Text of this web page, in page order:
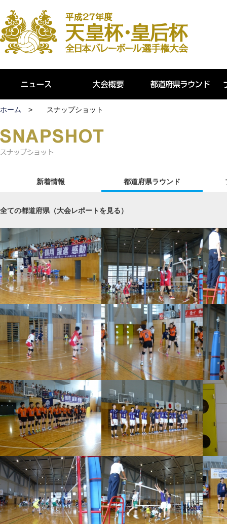
ホーム スナップショット
新着情報 都道府県ラウンド
全ての都道府県（大会レポートを見る）